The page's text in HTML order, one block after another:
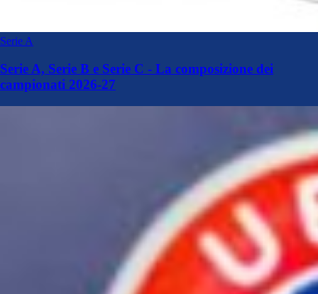
Serie A
Serie A, Serie B e Serie C - La composizione dei
campionati 2026-27